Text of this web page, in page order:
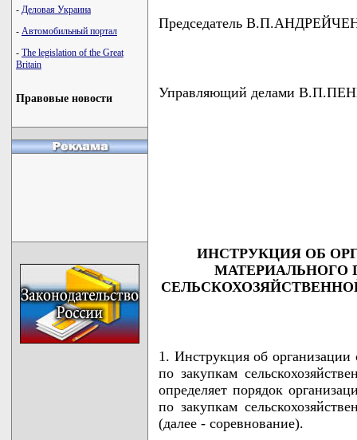
- Деловая Украина
- Автомобильный портал
- The legislation of the Great
Britain
Правовые новости
Председатель
Управляющий делами
ИНСТРУКЦИЯ ОБ
1. Инструкция об
по закупкам
определяет порядок
по закупкам
(далее - соревнование).